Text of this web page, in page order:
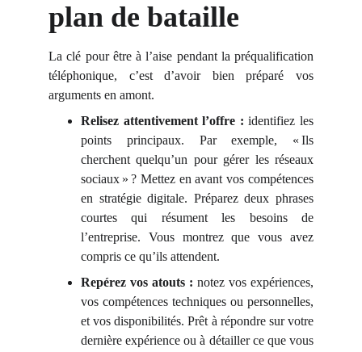
plan de bataille
La clé pour être à l’aise pendant la préqualification
téléphonique, c’est d’avoir bien préparé vos
arguments en amont.
Relisez attentivement l’offre : identifiez les
points principaux. Par exemple, « Ils
cherchent quelqu’un pour gérer les réseaux
sociaux » ? Mettez en avant vos compétences
en stratégie digitale. Préparez deux phrases
courtes qui résument les besoins de
l’entreprise. Vous montrez que vous avez
compris ce qu’ils attendent.
Repérez vos atouts : notez vos expériences,
vos compétences techniques ou personnelles,
et vos disponibilités. Prêt à répondre sur votre
dernière expérience ou à détailler ce que vous